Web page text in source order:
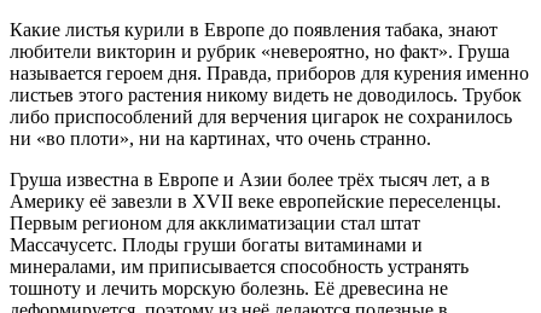
Какие листья курили в Европе до появления табака, знают
любители викторин и рубрик «невероятно, но факт». Груша
называется героем дня. Правда, приборов для курения именно
листьев этого растения никому видеть не доводилось. Трубок
либо приспособлений для верчения цигарок не сохранилось
ни «во плоти», ни на картинах, что очень странно.
Груша известна в Европе и Азии более трёх тысяч лет, а в
Америку её завезли в XVII веке европейские переселенцы.
Первым регионом для акклиматизации стал штат
Массачусетс. Плоды груши богаты витаминами и
минералами, им приписывается способность устранять
тошноту и лечить морскую болезнь. Её древесина не